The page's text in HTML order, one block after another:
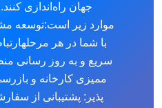
جهان راه‌اندازی
موارد زیر است:توسعه
با شما در هر مرحله
سریع و به روز رسانی
ممیزی کارخانه و
پذیر: پشتیبانی از